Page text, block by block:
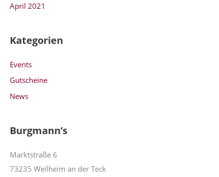
April 2021
Kategorien
Events
Gutscheine
News
Burgmann’s
Marktstraße 6
73235 Weilheim an der Teck